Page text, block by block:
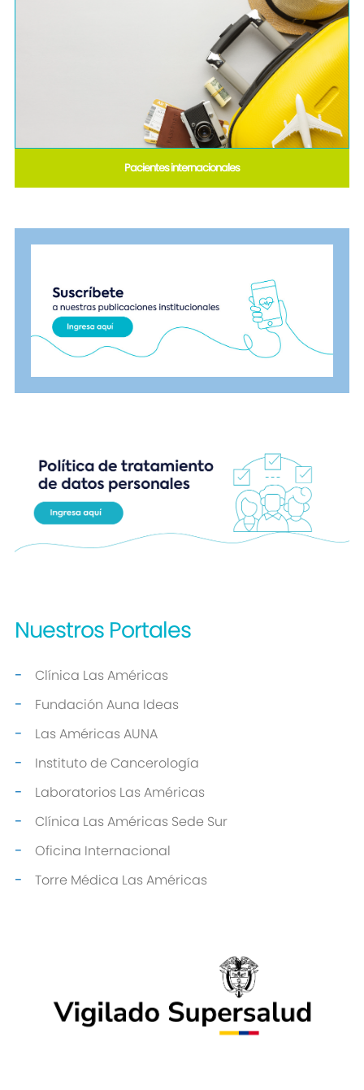
Pacientes internacionales
Nuestros Portales
Clínica Las Américas
Fundación Auna Ideas
Las Américas AUNA
Instituto de Cancerología
Laboratorios Las Américas
Clínica Las Américas Sede Sur
Oficina Internacional
Torre Médica Las Américas